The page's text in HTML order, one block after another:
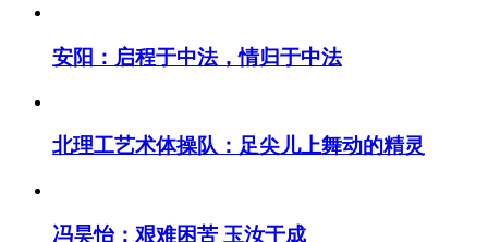
安阳：启程于中法，情归于中法
北理工艺术体操队：足尖儿上舞动的精灵
冯昊怡：艰难困苦 玉汝于成